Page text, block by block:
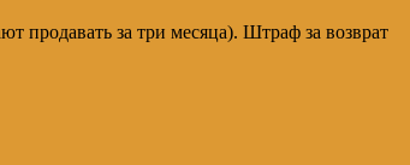
продавать за три месяца). Штраф за возврат